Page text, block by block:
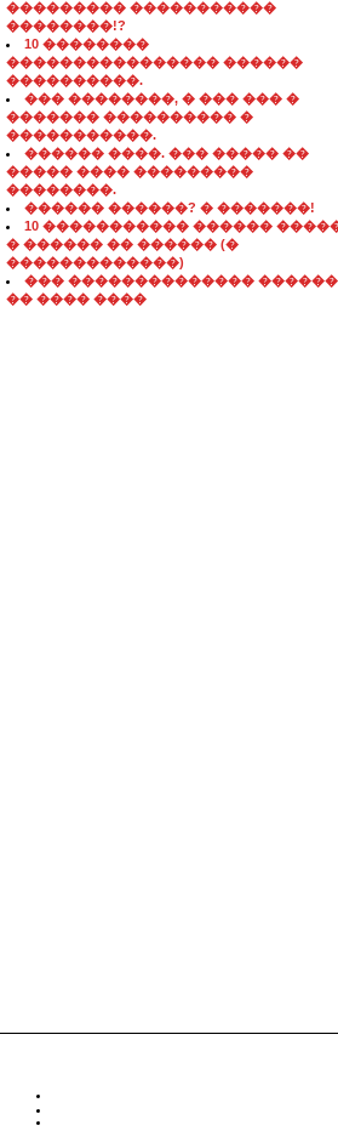
��������� �����������
��������!?
10 ��������
���������������� ������
����������.
��� ��������, � ��� ��� �
������� ���������� �
�����������.
������ ����. ��� ����� ��
����� ���� ���������
��������.
������ ������? � �������!
10 ����������� ������
� ������ �� ������ (�
�������������)
��� ��������������
�� ���� ����